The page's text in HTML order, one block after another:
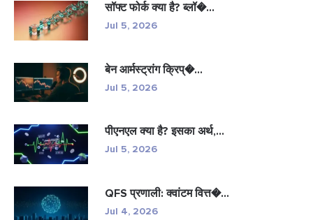
सॉफ्ट फोर्क क्या है? ब्लॉ�...
Jul 5, 2026
बेन आर्मस्ट्रांग क्रिप्�...
Jul 5, 2026
पीएनएल क्या है? इसका अर्थ,...
Jul 5, 2026
QFS प्रणाली: क्वांटम वित्त�...
Jul 4, 2026